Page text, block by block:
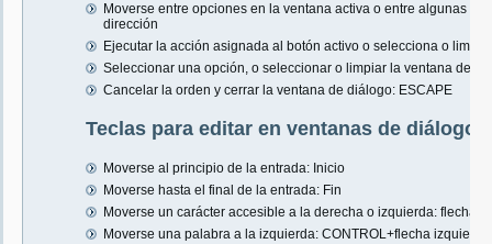
Moverse entre opciones en la ventana activa o entre algunas
dirección
Ejecutar la acción asignada al botón activo o selecciona o
Seleccionar una opción, o seleccionar o limpiar la ventana de
Cancelar la orden y cerrar la ventana de diálogo: ESCAPE
Teclas para editar en ventanas de diálogo
Moverse al principio de la entrada: Inicio
Moverse hasta el final de la entrada: Fin
Moverse un carácter accesible a la derecha o izquierda: flecha
Moverse una palabra a la izquierda: CONTROL+flecha izquierda